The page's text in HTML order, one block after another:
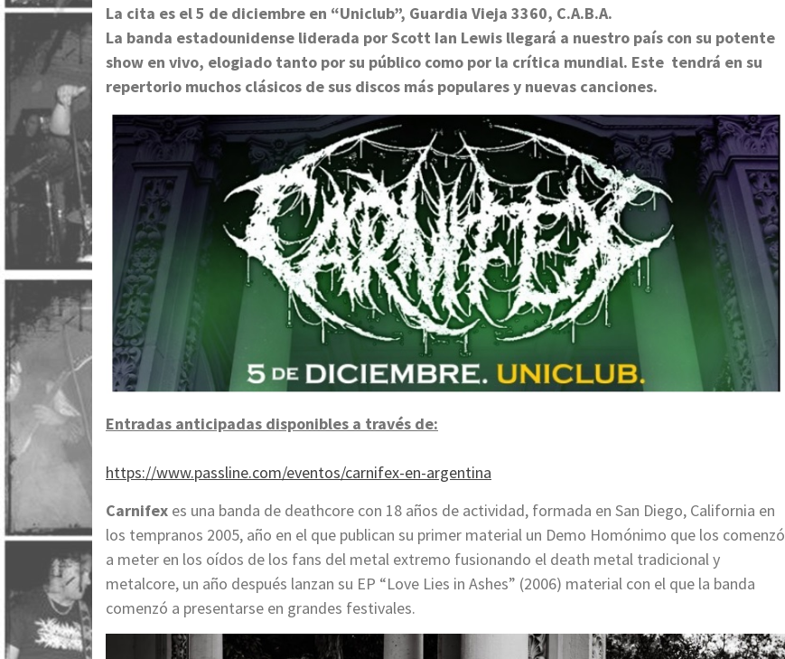
La cita es el 5 de diciembre en “Uniclub”, Guardia Vieja 3360, C.A.B.A.
La banda estadounidense liderada por Scott Ian Lewis llegará a nuestro país con su potente
show en vivo, elogiado tanto por su público como por la crítica mundial. Este tendrá en su
repertorio muchos clásicos de sus discos más populares y nuevas canciones.
Entradas anticipadas disponibles a través de:
https://www.passline.com/eventos/carnifex-en-argentina
Carnifex es una banda de deathcore con 18 años de actividad, formada en San Diego, California en
los tempranos 2005, año en el que publican su primer material un Demo Homónimo que los comenzó
a meter en los oídos de los fans del metal extremo fusionando el death metal tradicional y
metalcore, un año después lanzan su EP “Love Lies in Ashes” (2006) material con el que la banda
comenzó a presentarse en grandes festivales.